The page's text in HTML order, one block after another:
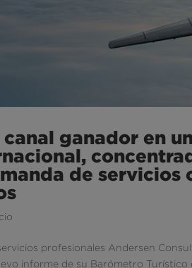
canal ganador en
de servicios
profesionales Andersen
informe de su Barómetro